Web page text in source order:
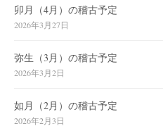
卯月（4月）の稽古予定
2026年3月27日
弥生（3月）の稽古予定
2026年3月2日
如月（2月）の稽古予定
2026年2月3日